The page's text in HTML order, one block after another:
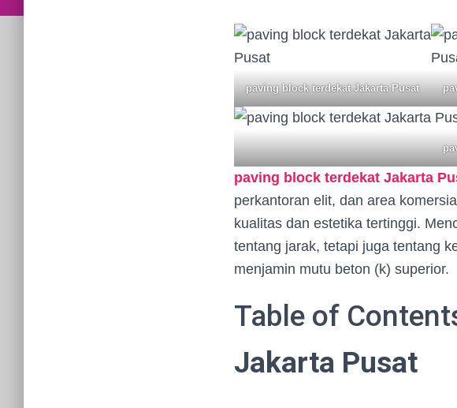
paving block terdekat Jakarta Pusat
paving block terdekat Jakarta
perkantoran elit, dan area
kualitas dan estetika tertinggi.
tentang jarak, tetapi juga tentang
menjamin mutu beton (k) superior.
Table of
Jakarta Pusat